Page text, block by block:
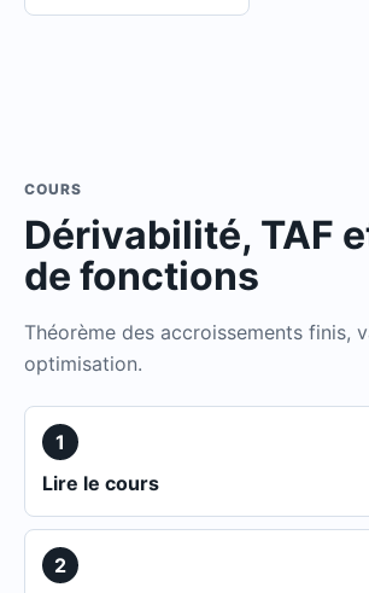
COURS
Dérivabilité, TAF
de fonctions
Théorème des accroissements finis,
optimisation.
1
Lire le cours
2